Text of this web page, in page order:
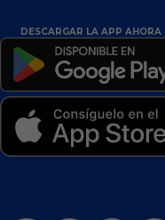
DESCARGAR LA APP AHORA